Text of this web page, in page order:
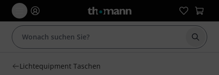
Suche
Lichtequipment Taschen